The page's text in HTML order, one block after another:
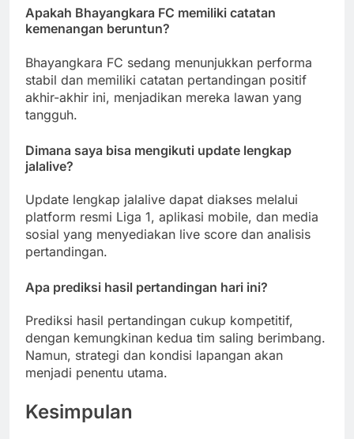
Apakah Bhayangkara FC memiliki catatan
kemenangan beruntun?
Bhayangkara FC sedang menunjukkan performa
stabil dan memiliki catatan pertandingan positif
akhir-akhir ini, menjadikan mereka lawan yang
tangguh.
Dimana saya bisa mengikuti update lengkap
jalalive?
Update lengkap jalalive dapat diakses melalui
platform resmi Liga 1, aplikasi mobile, dan media
sosial yang menyediakan live score dan analisis
pertandingan.
Apa prediksi hasil pertandingan hari ini?
Prediksi hasil pertandingan cukup kompetitif,
dengan kemungkinan kedua tim saling berimbang.
Namun, strategi dan kondisi lapangan akan
menjadi penentu utama.
Kesimpulan